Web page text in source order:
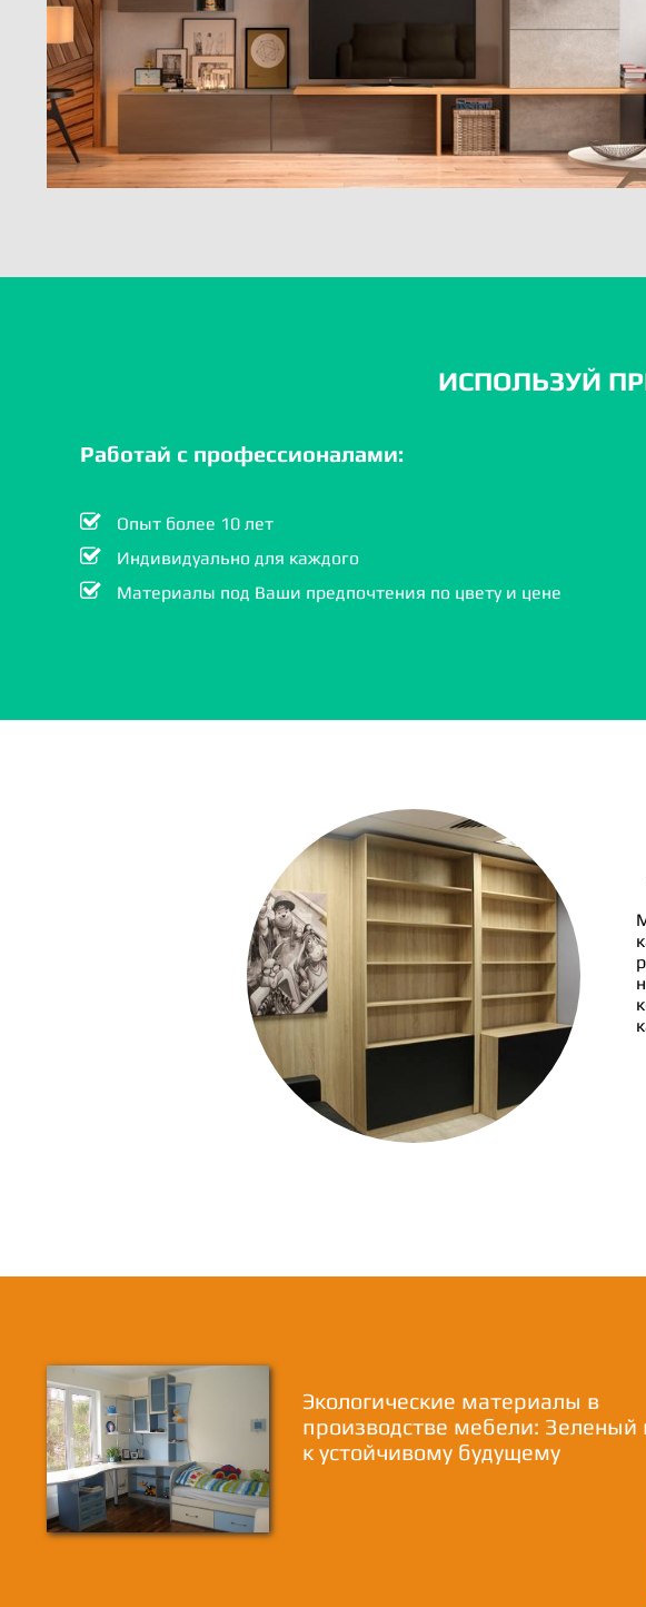
ИСПОЛЬЗУЙ
Работай с профессионалами:
Опыт более 10 лет
Индивидуально для каждого
Материалы под Ваши предпочтения по цвету и цене
Экологические материалы в
производстве мебели: Зеленый
к устойчивому будущему